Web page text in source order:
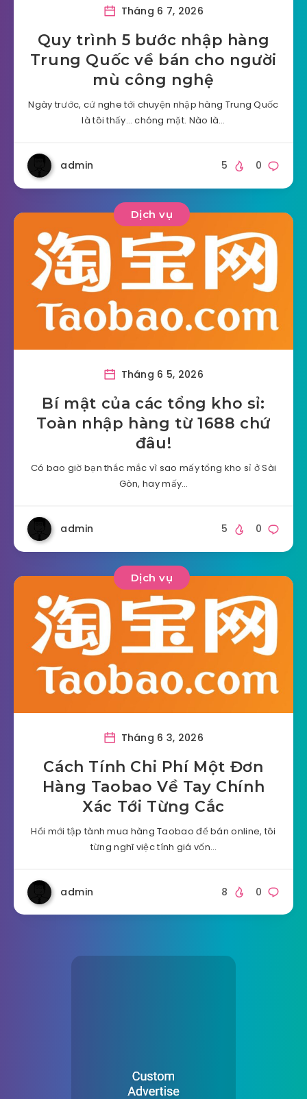
Tháng 6 7, 2026
Quy trình 5 bước nhập hàng
Trung Quốc về bán cho người
mù công nghệ
Ngày trước, cứ nghe tới chuyện nhập hàng Trung Quốc
là tôi thấy… chóng mặt. Nào là…
admin 0
5
Dịch vụ
Tháng 6 5, 2026
Bí mật của các tổng kho sỉ:
Toàn nhập hàng từ 1688 chứ
đâu!
Có bao giờ bạn thắc mắc vì sao mấy tổng kho sỉ ở Sài
Gòn, hay mấy…
admin 0
5
Dịch vụ
Tháng 6 3, 2026
Cách Tính Chi Phí Một Đơn
Hàng Taobao Về Tay Chính
Xác Tới Từng Cắc
Hồi mới tập tành mua hàng Taobao để bán online, tôi
từng nghĩ việc tính giá vốn…
admin 0
8